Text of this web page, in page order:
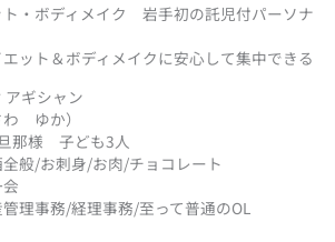
・ボディメイク 岩手初の託児付パーソナ
ット＆ボディメイクに安心して集中できる
アギシャン
ゆか）
那様 子ども3人
般/お刺身/お肉/チョコレート
理事務/経理事務/至って普通のOL